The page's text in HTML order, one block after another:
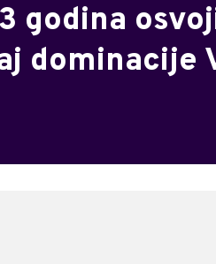
godina
dominacije